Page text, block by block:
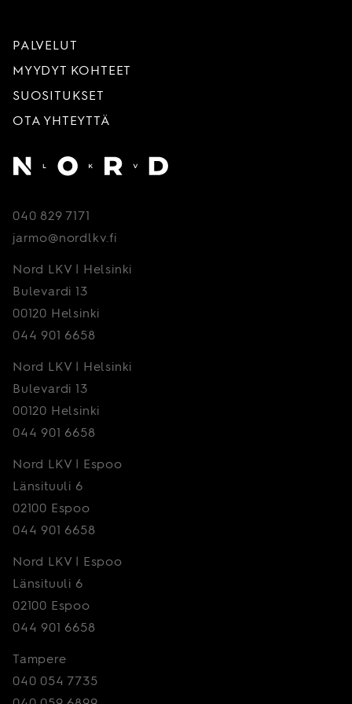
PALVELUT
MYYDYT KOHTEET
SUOSITUKSET
OTA YHTEYTTÄ
040 829 7171
jarmo@nordlkv.fi
Nord LKV | Helsinki
Bulevardi 13
00120 Helsinki
044 901 6658
Nord LKV | Helsinki
Bulevardi 13
00120 Helsinki
044 901 6658
Nord LKV | Espoo
Länsituuli 6
02100 Espoo
044 901 6658
Nord LKV | Espoo
Länsituuli 6
02100 Espoo
044 901 6658
Tampere
040 054 7735